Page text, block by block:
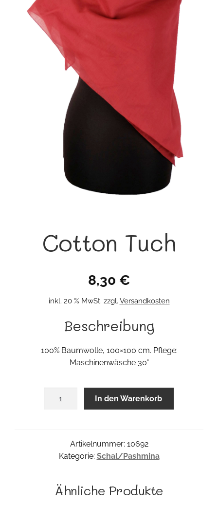
Cotton Tuch
8,30 €
inkl. 20 % MwSt. zzgl. Versandkosten
Beschreibung
100% Baumwolle, 100×100 cm. Pflege:
Maschinenwäsche 30°
In den Warenkorb
Artikelnummer: 10692
Kategorie: Schal/Pashmina
Ähnliche Produkte